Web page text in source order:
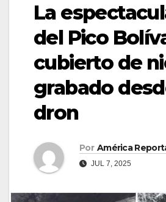
La
del Pico
cubierto de
grabado
dron
Por América
JUL 7, 2025